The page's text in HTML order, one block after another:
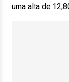
uma alta de